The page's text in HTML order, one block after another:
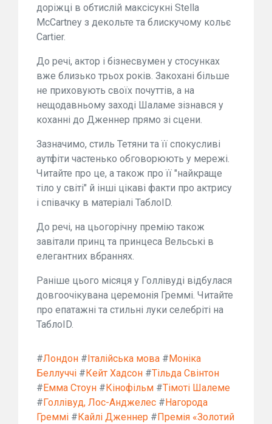
доріжці в обтислій максісукні Stella
McCartney з декольте та блискучому кольє
Cartier.
До речі, актор і бізнесвумен у стосунках
вже близько трьох років. Закохані більше
не приховують своїх почуттів, а на
нещодавньому заході Шаламе зізнався у
коханні до Дженнер прямо зі сцени.
Зазначимо, стиль Тетяни та її спокусливі
аутфіти частенько обговорюють у мережі.
Читайте про це, а також про її "найкраще
тіло у світі" й інші цікаві факти про актрису
і співачку в матеріалі ТаблоID.
До речі, на цьогорічну премію також
завітали принц та принцеса Вельські в
елегантних вбраннях.
Раніше цього місяця у Голлівуді відбулася
довгоочікувана церемонія Греммі. Читайте
про епатажні та стильні луки селебріті на
ТаблоID.
#Лондон # Італійська мова # Моніка
Беллуччі # Кейт Хадсон #Тільда Свінтон
# Емма Стоун # Кінофільм #Тімоті Шалеме
# Голлівуд, Лос-Анджелес # Нагорода
Греммі # Кайлі Дженнер # Премія «Золотий